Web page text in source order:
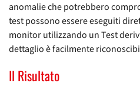
anomalie che potrebbero
test possono essere eseguiti
monitor utilizzando un Test
dettaglio è facilmente
Il Risultato